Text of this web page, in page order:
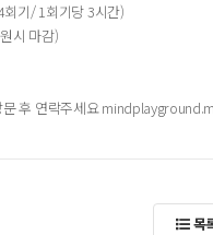
회기/ 1회기당 3시간)
시 마감)
문 후 연락주세요
목